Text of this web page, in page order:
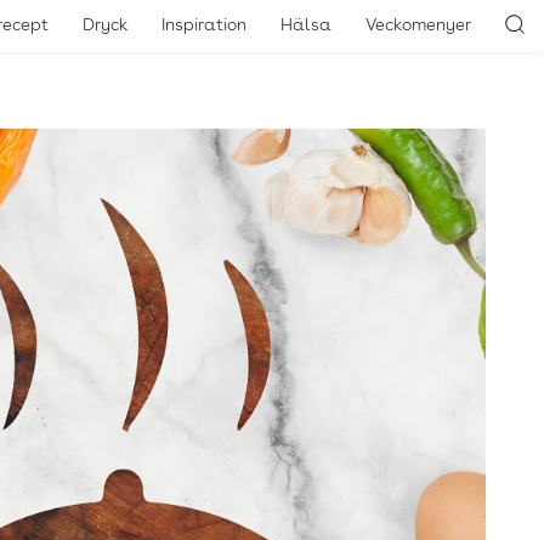
Dryck Inspiration Hälsa Veckomenyer